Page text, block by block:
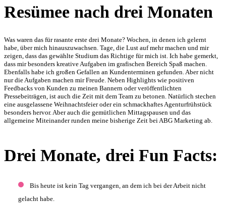
Resümee nach drei Monaten
Was waren das für rasante erste drei Monate? Wochen, in denen ich gelernt
habe, über mich hinauszuwachsen. Tage, die Lust auf mehr machen und mir
zeigen, dass das gewählte Studium das Richtige für mich ist. Ich habe gemerkt,
dass mir besonders kreative Aufgaben im grafischen Bereich Spaß machen.
Ebenfalls habe ich großen Gefallen an Kundenterminen gefunden. Aber nicht
nur die Aufgaben machen mir Freude. Neben Highlights wie positiven
Feedbacks von Kunden zu meinen Bannern oder veröffentlichten
Pressebeiträgen, ist auch die Zeit mit dem Team zu betonen. Natürlich stechen
eine ausgelassene Weihnachtsfeier oder ein schmackhaftes Agenturfrühstück
besonders hervor. Aber auch die gemütlichen Mittagspausen und das
allgemeine Miteinander runden meine bisherige Zeit bei ABG Marketing ab.
Drei Monate, drei Fun Facts:
Bis heute ist kein Tag vergangen, an dem ich bei der Arbeit nicht
gelacht habe.